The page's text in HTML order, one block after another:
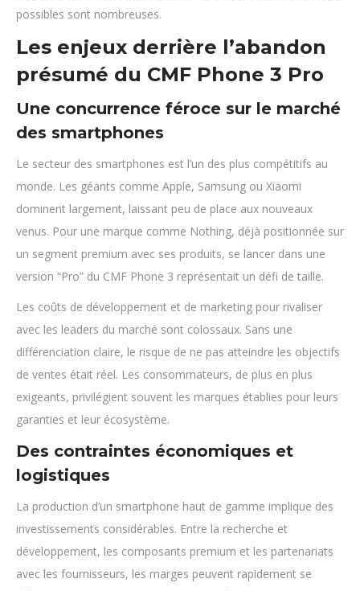
possibles sont nombreuses.
Les enjeux derrière l’abandon
présumé du CMF Phone 3 Pro
Une concurrence féroce sur le marché
des smartphones
Le secteur des smartphones est l’un des plus compétitifs au
monde. Les géants comme Apple, Samsung ou Xiaomi
dominent largement, laissant peu de place aux nouveaux
venus. Pour une marque comme Nothing, déjà positionnée sur
un segment premium avec ses produits, se lancer dans une
version “Pro” du CMF Phone 3 représentait un défi de taille.
Les coûts de développement et de marketing pour rivaliser
avec les leaders du marché sont colossaux. Sans une
différenciation claire, le risque de ne pas atteindre les objectifs
de ventes était réel. Les consommateurs, de plus en plus
exigeants, privilégient souvent les marques établies pour leurs
garanties et leur écosystème.
Des contraintes économiques et
logistiques
La production d’un smartphone haut de gamme implique des
investissements considérables. Entre la recherche et
développement, les composants premium et les partenariats
avec les fournisseurs, les marges peuvent rapidement se